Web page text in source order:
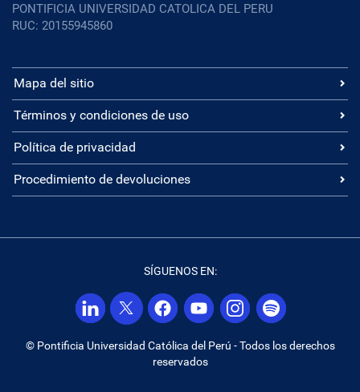
PONTIFICIA UNIVERSIDAD CATOLICA DEL PERU
RUC: 20155945860
Mapa del sitio
Términos y condiciones de uso
Política de privacidad
Procedimiento de devoluciones
SÍGUENOS EN:
© Pontificia Universidad Católica del Perú - Todos los derechos
reservados